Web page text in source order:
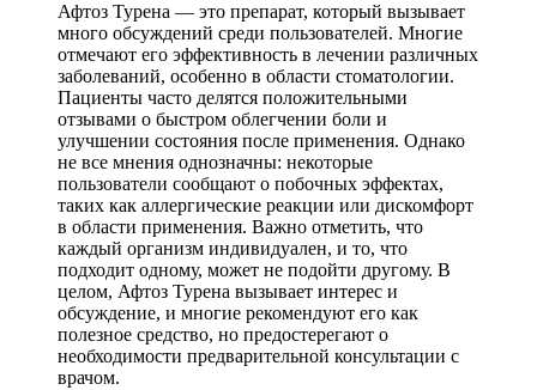
Афтоз Турена — это препарат, который вызывает
много обсуждений среди пользователей. Многие
отмечают его эффективность в лечении различных
заболеваний, особенно в области стоматологии.
Пациенты часто делятся положительными
отзывами о быстром облегчении боли и
улучшении состояния после применения. Однако
не все мнения однозначны: некоторые
пользователи сообщают о побочных эффектах,
таких как аллергические реакции или дискомфорт
в области применения. Важно отметить, что
каждый организм индивидуален, и то, что
подходит одному, может не подойти другому. В
целом, Афтоз Турена вызывает интерес и
обсуждение, и многие рекомендуют его как
полезное средство, но предостерегают о
необходимости предварительной консультации с
врачом.